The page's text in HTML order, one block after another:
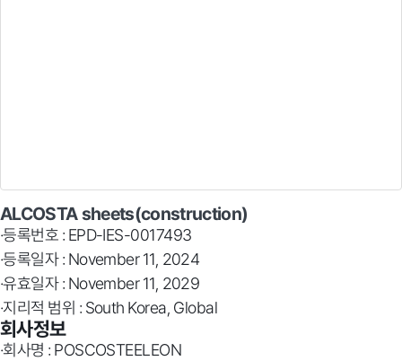
ALCOSTA sheets(construction)
·등록번호 : EPD-IES-0017493
·등록일자 : November 11, 2024
·유효일자 : November 11, 2029
·지리적 범위 : South Korea, Global
회사정보
·회사명 : POSCOSTEELEON